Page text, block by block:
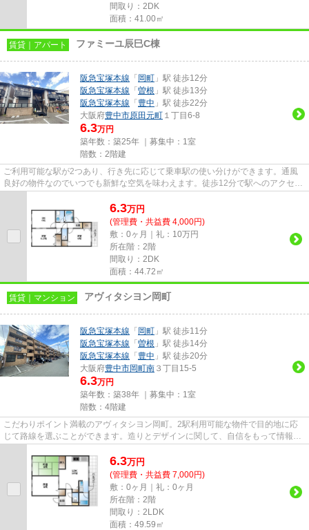
間取り：2DK
面積：41.00㎡
賃貸｜アパート ファミーユ辰巳C棟
阪急宝塚本線 「 岡町 」駅 徒歩12分
阪急宝塚本線 「 曽根 」駅 徒歩13分
阪急宝塚本線 「 豊中 」駅 徒歩22分
大阪府豊中市原田元町 １丁目6-8
6.3万円
築年数：築25年 ｜募集中： 1室
階数：2階建
ご利用可能な駅が2つあり、行き先に応じて乗車駅の使い分けができます。通風
良好の物件なのでいつでも新鮮な空気を味わえます。徒歩12分で駅へのアクセス
6.3万円
(管理費・共益費 4,000円)
敷：0ヶ月｜礼：10万円
所在階：2階
間取り：2DK
面積：44.72㎡
賃貸｜マンション アヴィタシヨン岡町
阪急宝塚本線 「 岡町 」駅 徒歩11分
阪急宝塚本線 「 曽根 」駅 徒歩14分
阪急宝塚本線 「 豊中 」駅 徒歩20分
大阪府豊中市岡町南 ３丁目15-5
6.3万円
築年数：築38年 ｜募集中： 1室
階数：4階建
こだわりポイント満載のアヴィタシヨン岡町。2駅利用可能な物件で目的地に応
じて路線を選ぶことができます。造りとデザインに関して、自信をもって情報を
6.3万円
(管理費・共益費 7,000円)
敷：0ヶ月｜礼：0ヶ月
所在階：2階
間取り：2LDK
面積：49.59㎡